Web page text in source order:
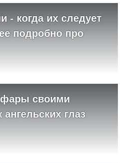
- когда их следует
подробно про
своими
глаз